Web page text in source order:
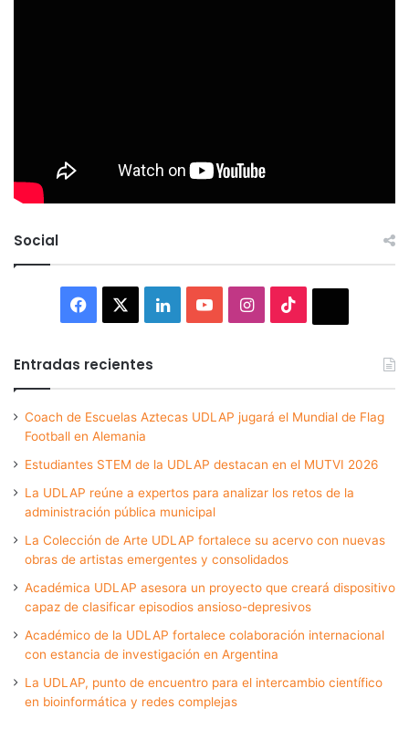
Social
Facebook LinkedInYouTubeInstagram
Entradas recientes
Coach de Escuelas Aztecas UDLAP jugará el Mundial de Flag
Football en Alemania
Estudiantes STEM de la UDLAP destacan en el MUTVI 2026
La UDLAP reúne a expertos para analizar los retos de la
administración pública municipal
La Colección de Arte UDLAP fortalece su acervo con nuevas
obras de artistas emergentes y consolidados
Académica UDLAP asesora un proyecto que creará dispositivo
capaz de clasificar episodios ansioso-depresivos
Académico de la UDLAP fortalece colaboración internacional
con estancia de investigación en Argentina
La UDLAP, punto de encuentro para el intercambio científico
en bioinformática y redes complejas